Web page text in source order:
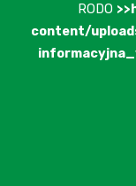
RODO
content/